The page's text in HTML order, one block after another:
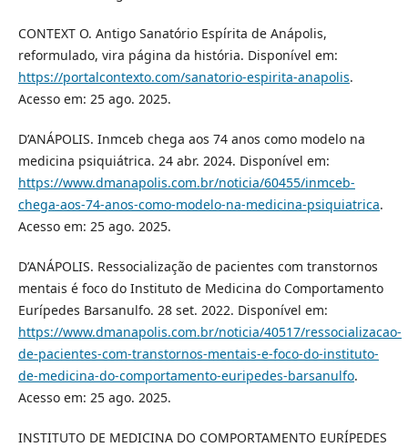
CONTEXT O. Antigo Sanatório Espírita de Anápolis,
reformulado, vira página da história. Disponível em:
https://portalcontexto.com/sanatorio-espirita-anapolis.
Acesso em: 25 ago. 2025.
D’ANÁPOLIS. Inmceb chega aos 74 anos como modelo na
medicina psiquiátrica. 24 abr. 2024. Disponível em:
https://www.dmanapolis.com.br/noticia/60455/inmceb-
chega-aos-74-anos-como-modelo-na-medicina-psiquiatrica.
Acesso em: 25 ago. 2025.
D’ANÁPOLIS. Ressocialização de pacientes com transtornos
mentais é foco do Instituto de Medicina do Comportamento
Eurípedes Barsanulfo. 28 set. 2022. Disponível em:
https://www.dmanapolis.com.br/noticia/40517/ressocializacao-
de-pacientes-com-transtornos-mentais-e-foco-do-instituto-
de-medicina-do-comportamento-euripedes-barsanulfo.
Acesso em: 25 ago. 2025.
INSTITUTO DE MEDICINA DO COMPORTAMENTO EURÍPEDES